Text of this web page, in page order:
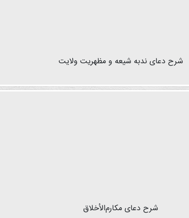
شرح دعای ندبه شیعه و مظهریت ولایت
شرح دعای مکارم‌الأخلاق